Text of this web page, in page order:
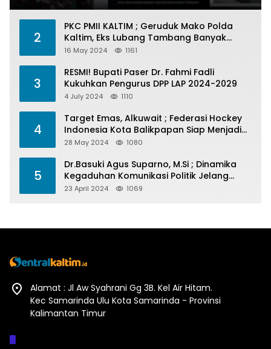
2
PKC PMII KALTIM ; Geruduk Mako Polda
Kaltim, Eks Lubang Tambang Banyak
Menelan Korban
16 May 2024 1161
3
RESMI! Bupati Paser Dr. Fahmi Fadli
Kukuhkan Pengurus DPP LAP 2024-2029
4 July 2024 1110
4
Target Emas, Alkuwait ; Federasi Hockey
Indonesia Kota Balikpapan Siap Menjadi
Barometer Prestasi Di Kaltim
28 May 2024 1080
5
Dr.Basuki Agus Suparno, M.Si ; Dinamika
Kegaduhan Komunikasi Politik Jelang
Pesta Politik 2024
23 April 2024 1069
Alamat : Jl Aw Syahrani Gg 3B. Kel Air Hitam.
Kec Samarinda Ulu Kota Samarinda - Provinsi
Kalimantan Timur